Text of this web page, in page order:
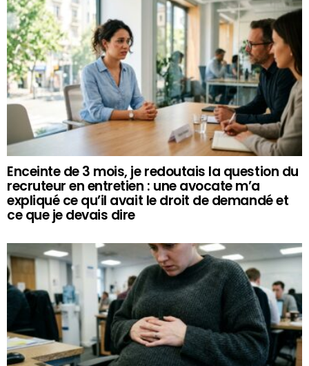
Enceinte de 3 mois, je redoutais la question du
recruteur en entretien : une avocate m’a
expliqué ce qu’il avait le droit de demandé et
ce que je devais dire